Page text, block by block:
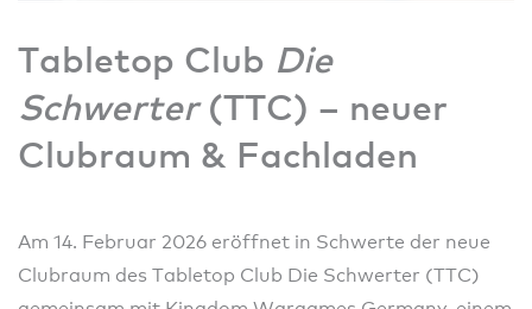
Tabletop Club Die
Schwerter(TTC) – neuer
Clubraum & Fachladen
Am 14. Februar 2026 eröffnet in Schwerte der neue
Clubraum des Tabletop Club Die Schwerter (TTC)